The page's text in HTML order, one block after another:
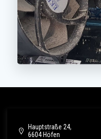
Hauptstraße 24,
6604 Höfen